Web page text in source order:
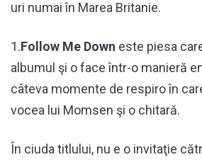
uri numai în Marea Britanie.
1.Follow Me Down este piesa
albumul şi o face într-o manieră
câteva momente de respiro în
vocea lui Momsen şi o chitară.
În ciuda titlului, nu e o invitaţie